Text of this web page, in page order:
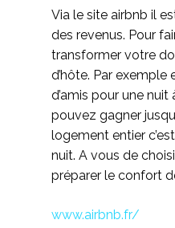
Via le site airbnb il
des revenus. Pour
transformer votre
d’hôte. Par
d’amis pour une
pouvez gagner
logement entier
nuit. A vous de
préparer le confort
www.airbnb.fr/